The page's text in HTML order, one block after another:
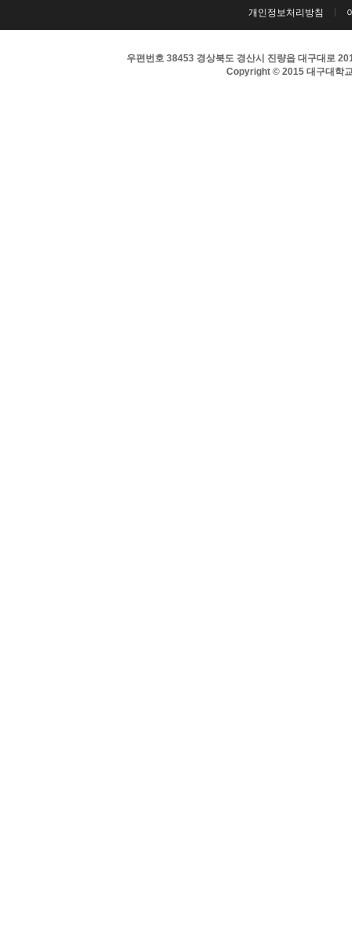
개인정보처리방침
우편번호 38453 경상북도 경산시 진량읍 대구대로
Copyright © 2015 대구대학